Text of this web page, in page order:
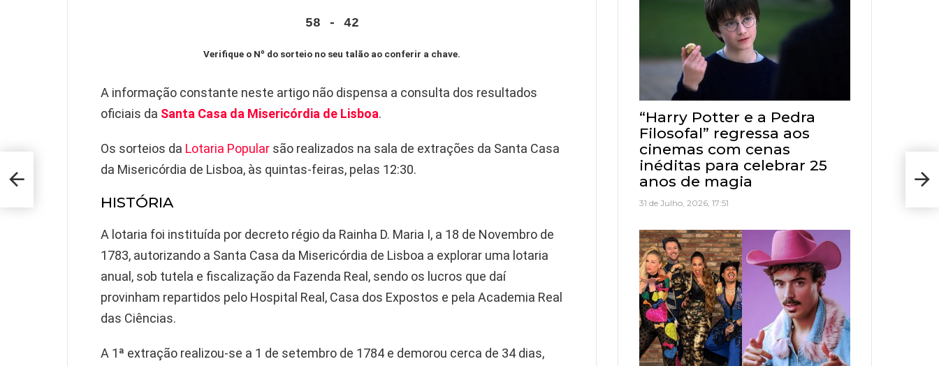
58 - 42
Verifique o Nº do sorteio no seu talão ao conferir a chave.
A informação constante neste artigo não dispensa a consulta dos resultados
oficiais da Santa Casa da Misericórdia de Lisboa.
Os sorteios da Lotaria Popular são realizados na sala de extrações da Santa Casa
da Misericórdia de Lisboa, às quintas-feiras, pelas 12:30.
HISTÓRIA
A lotaria foi instituída por decreto régio da Rainha D. Maria I, a 18 de Novembro de
1783, autorizando a Santa Casa da Misericórdia de Lisboa a explorar uma lotaria
anual, sob tutela e fiscalização da Fazenda Real, sendo os lucros que daí
provinham repartidos pelo Hospital Real, Casa dos Expostos e pela Academia Real
das Ciências.
A 1ª extração realizou-se a 1 de setembro de 1784 e demorou cerca de 34 dias,
de
“Harry Potter e a Pedra
Filosofal” regressa aos
cinemas com cenas
inéditas para celebrar 25
anos de magia
31 de Julho, 2026, 17:51